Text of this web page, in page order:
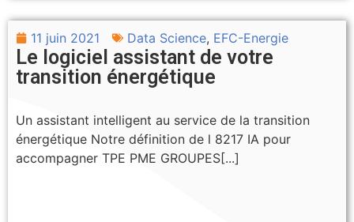
11 juin 2021 Data Science, EFC-Energie
Le logiciel assistant de votre
transition énergétique
Un assistant intelligent au service de la transition
énergétique Notre définition de l 8217 IA pour
accompagner TPE PME GROUPES[...]